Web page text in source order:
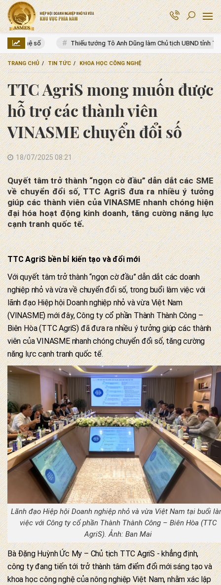
Tô Anh Dũng làm Chủ tịch UBND tỉnh Thanh Hóa Hạ tầng mở ra
TRANG CHỦ TIN TỨC KHOA HỌC CÔNG NGHỆ
TTC AgriS mong muốn được
hỗ trợ các thành viên
VINASME chuyển đổi số
18/07/2025 08:21
Quyết tâm trở thành “ngọn cờ đầu” dẫn dắt các SME
về chuyển đổi số, TTC AgriS đưa ra nhiều ý tưởng
giúp các thành viên của VINASME nhanh chóng hiện
đại hóa hoạt động kinh doanh, tăng cường năng lực
cạnh tranh quốc tế.
TTC AgriSbền bỉ kiến tạo và đổi mới
Với quyết tâm trở thành “ngọn cờ đầu” dẫn dắt các doanh
nghiệp nhỏ và vừa về chuyển đổi số, trong buổi làm việc với
lãnh đạo Hiệp hội Doanh nghiệp nhỏ và vừa Việt Nam
(VINASME) mới đây, Công ty cổ phần Thành Thành Công –
Biên Hòa (TTC AgriS) đã đưa ra nhiều ý tưởng giúp các thành
viên của VINASME nhanh chóng chuyển đổi số, tăng cường
năng lực cạnh tranh quốc tế.
Lãnh đạo Hiệp hội Doanh nghiệp nhỏ và vừa Việt Nam tại buổi
việc với Công ty cổ phần Thành Thành Công – Biên Hòa (TTC
AgriS). Ảnh: Ban Mai
Bà Đặng Huỳnh Ức My – Chủ tịch TTC AgriS - khẳng định,
công ty đang tiến tới trở thành tâm điểm đổi mới sáng tạo và
khoa học công nghệ của nông nghiệp Việt Nam, nhằm xác lập